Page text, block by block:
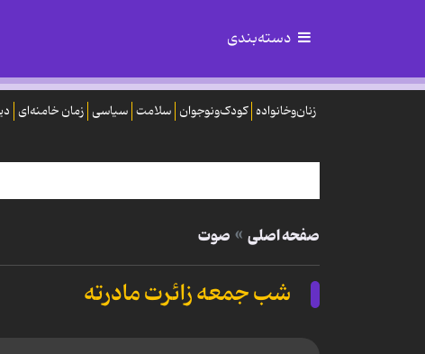
دسته‌بندی
زنان‌وخانواده کودک‌ونوجوان سلامت سیاسی زمان خامنه‌ای
صفحه اصلی صوت
شب جمعه زائرت مادرته